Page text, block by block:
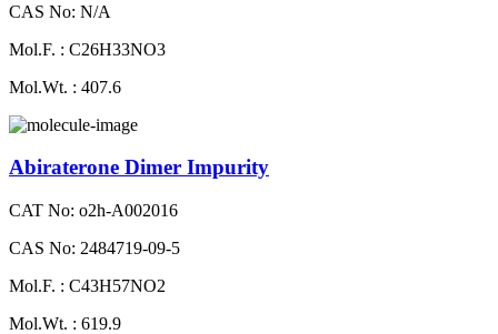
CAS No: N/A
Mol.F. : C26H33NO3
Mol.Wt. : 407.6
Abiraterone Dimer Impurity
CAT No: o2h-A002016
CAS No: 2484719-09-5
Mol.F. : C43H57NO2
Mol.Wt. : 619.9